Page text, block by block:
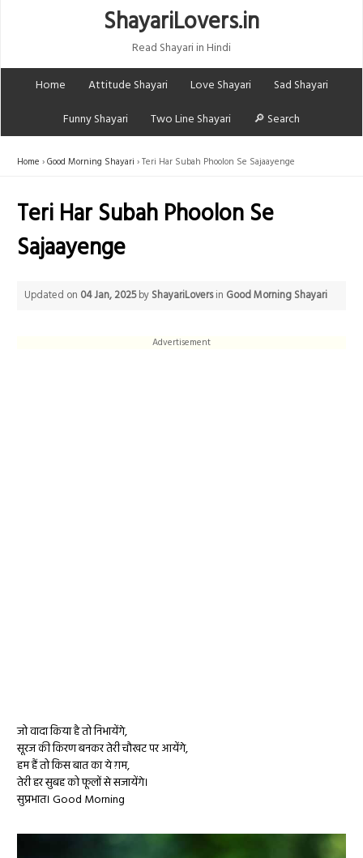
ShayariLovers.in
Read Shayari in Hindi
Home
Attitude Shayari Love Shayari
Sad Shayari
Funny Shayari
Two Line Shayari 🔎 Search
Home Good Morning Shayari Teri Har Subah Phoolon Se Sajaayenge
Teri Har Subah Phoolon Se
Sajaayenge
Updated on 04 Jan, 2025by ShayariLoversin Good Morning Shayari
Advertisement
जो वादा किया है तो निभायेंगे,
सूरज की किरण बनकर तेरी चौखट पर आयेंगे,
हम हैं तो किस बात का ये ग़म,
तेरी हर सुबह को फूलों से सजायेंगे।
सुप्रभात। Good Morning